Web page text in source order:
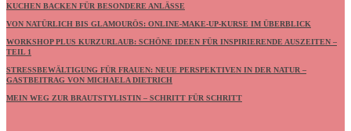
KUCHEN BACKEN FÜR BESONDERE ANLÄSSE
VON NATÜRLICH BIS GLAMOURÖS: ONLINE-MAKE-UP-KURSE IM ÜBERBLICK
WORKSHOP PLUS KURZURLAUB: SCHÖNE IDEEN FÜR INSPIRIERENDE AUSZEITEN –
TEIL 1
STRESSBEWÄLTIGUNG FÜR FRAUEN: NEUE PERSPEKTIVEN IN DER NATUR –
GASTBEITRAG VON MICHAELA DIETRICH
MEIN WEG ZUR BRAUTSTYLISTIN – SCHRITT FÜR SCHRITT